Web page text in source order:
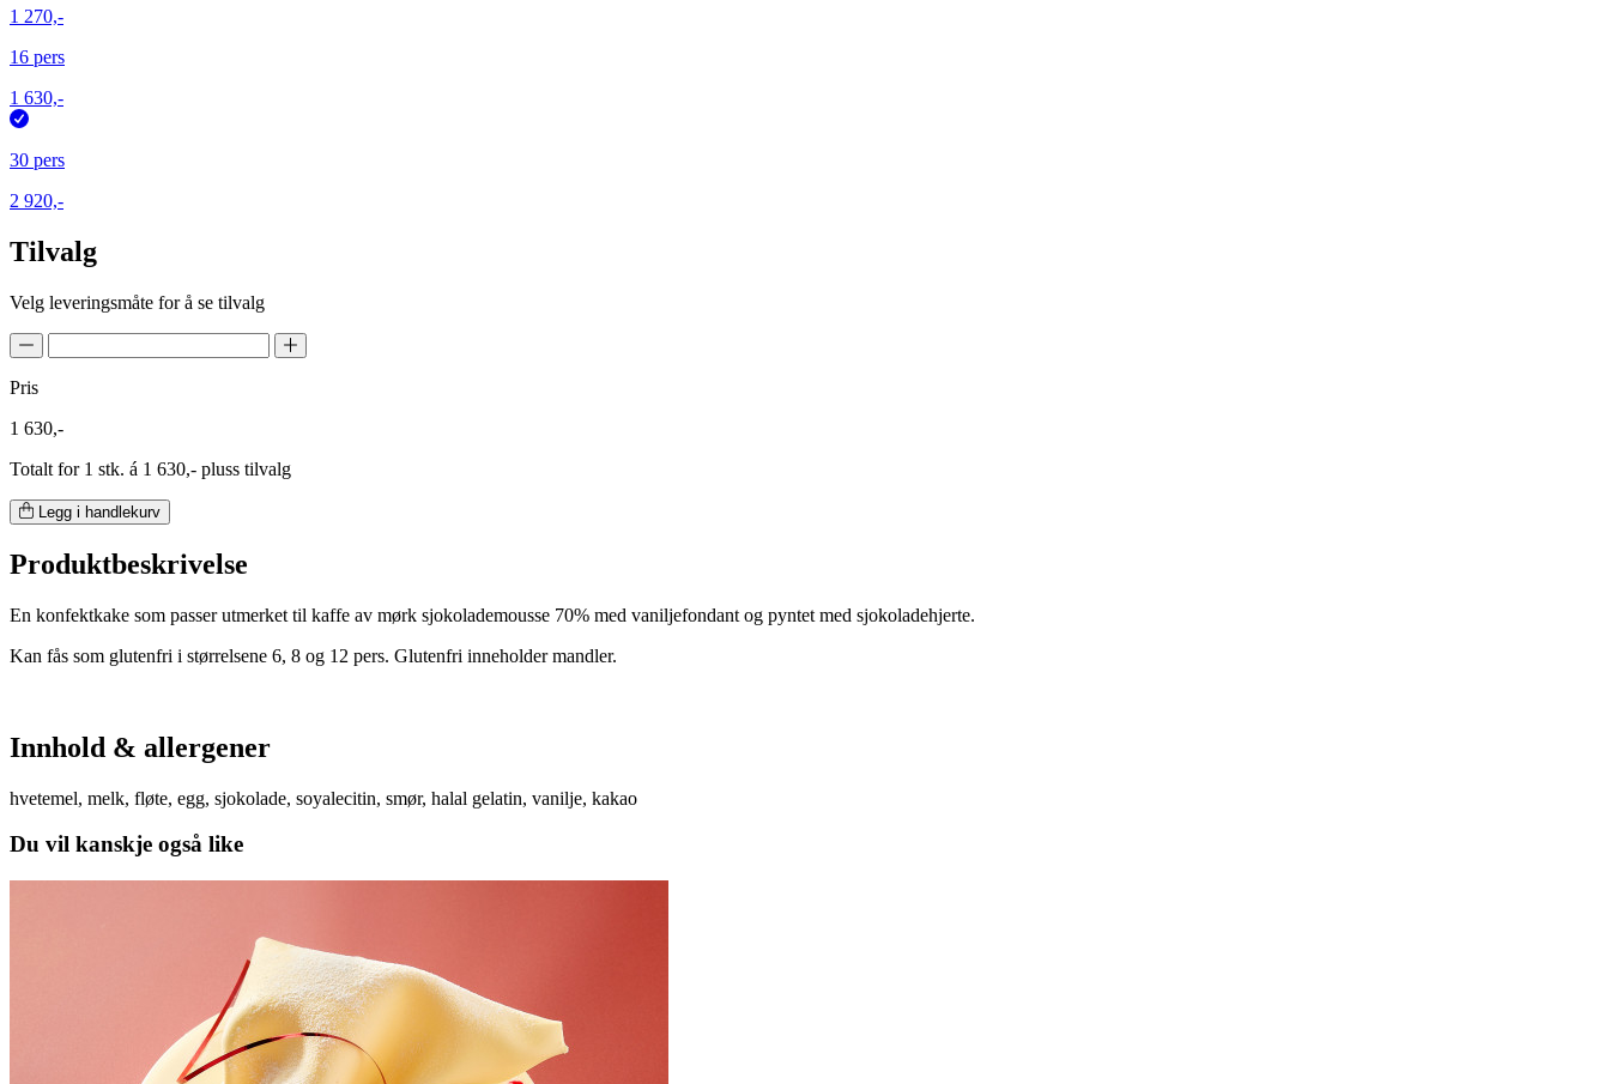
1 270,-
16 pers
1 630,-
30 pers
2 920,-
Tilvalg
Velg leveringsmåte for å se tilvalg
Pris
1 630,-
Totalt for 1 stk. á 1 630,- pluss tilvalg
Legg i handlekurv
Produktbeskrivelse
En konfektkake som passer utmerket til kaffe av mørk sjokolademousse 70% med vaniljefondant og pyntet med sjokoladehjerte.
Kan fås som glutenfri i størrelsene 6, 8 og 12 pers. Glutenfri inneholder mandler.
Innhold & allergener
hvetemel, melk, fløte, egg, sjokolade, soyalecitin, smør, halal gelatin, vanilje, kakao
Du vil kanskje også like